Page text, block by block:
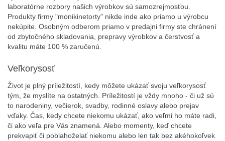
laboratórne rozbory našich výrobkov sú samozrejmosťou.
Produkty firmy "monikinetorty" nikde inde ako priamo u výrobcu
nekúpite. Osobným odberom priamo v predajni firmy ste chránení
od zbytočného skladovania, prepravy výrobkov a čerstvosť a
kvalitu máte 100 % zaručenú.
Veľkorysosť
Život je plný príležitostí, kedy môžete ukázať svoju veľkorysosť
tým, že myslíte na ostatných. Príležitostí je vždy mnoho - či už sú
to narodeniny, večierok, svadby, rodinné oslavy alebo prejav
vďaky. Čas, kedy chcete niekomu ukázať, ako veľmi ho máte radi,
či ako veľa pre Vás znamená. Alebo momenty, keď chcete
prekvapiť či poblahoželať niekomu alebo len tak bez akéhokoľvek